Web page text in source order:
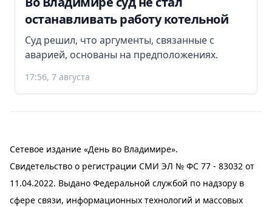
останавливать работу котельной
Суд решил, что аргументы, связанные с
аварией, основаны на предположениях.
17:56, 7 августа
Сетевое издание «День во Владимире».
Свидетельство о регистрации СМИ ЭЛ № ФС 77 - 83032 от
11.04.2022. Выдано Федеральной службой по надзору в
сфере связи, информационных технологий и массовых